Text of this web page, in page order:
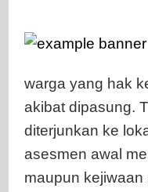
warga yang hak
akibat dipasung.
diterjunkan ke
asesmen awal
maupun